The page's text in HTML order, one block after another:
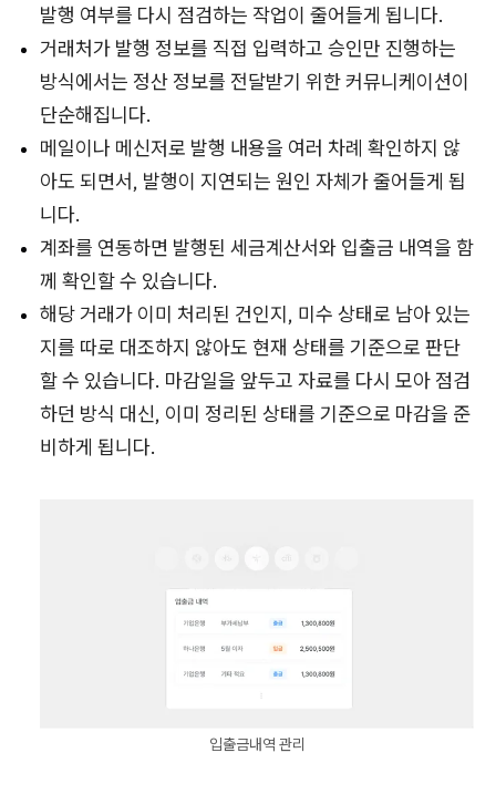
발행 여부를 다시 점검하는 작업이 줄어들게 됩니다.
거래처가 발행 정보를 직접 입력하고 승인만 진행하는
방식에서는 정산 정보를 전달받기 위한 커뮤니케이션이
단순해집니다.
메일이나 메신저로 발행 내용을 여러 차례 확인하지 않
아도 되면서, 발행이 지연되는 원인 자체가 줄어들게 됩
니다.
계좌를 연동하면 발행된 세금계산서와 입출금 내역을 함
께 확인할 수 있습니다.
해당 거래가 이미 처리된 건인지, 미수 상태로 남아 있는
지를 따로 대조하지 않아도 현재 상태를 기준으로 판단
할 수 있습니다. 마감일을 앞두고 자료를 다시 모아 점검
하던 방식 대신, 이미 정리된 상태를 기준으로 마감을 준
비하게 됩니다.
입출금내역 관리